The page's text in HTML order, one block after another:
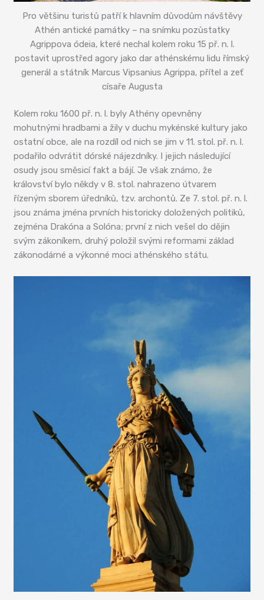
Pro většinu turistů patří k hlavním důvodům návštěvy
Athén antické památky – na snímku pozůstatky
Agrippova ódeia, které nechal kolem roku 15 př. n. l.
postavit uprostřed agory jako dar athénskému lidu římský
generál a státník Marcus Vipsanius Agrippa, přítel a zeť
císaře Augusta
Kolem roku 1600 př. n. l. byly Athény opevněny
mohutnými hradbami a žily v duchu mykénské kultury jako
ostatní obce, ale na rozdíl od nich se jim v 11. stol. př. n. l.
podařilo odvrátit dórské nájezdníky. I jejich následující
osudy jsou směsicí fakt a bájí. Je však známo, že
království bylo někdy v 8. stol. nahrazeno útvarem
řízeným sborem úředníků, tzv. archontů. Ze 7. stol. př. n. l.
jsou známa jména prvních historicky doložených politiků,
zejména Drakóna a Solóna; první z nich vešel do dějin
svým zákoníkem, druhý položil svými reformami základ
zákonodárné a výkonné moci athénského státu.